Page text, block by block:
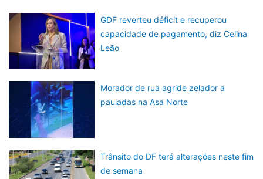
GDF reverteu déficit e recuperou
capacidade de pagamento, diz Celina
Leão
Morador de rua agride zelador a
pauladas na Asa Norte
Trânsito do DF terá alterações neste fim
de semana